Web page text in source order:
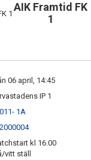
AIK Framtid FK
1
06 april, 14:45
IP 1
1A
kl 16.00
vitt ställ